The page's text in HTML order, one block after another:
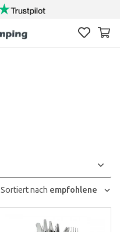
Sortiert nach empfohlene